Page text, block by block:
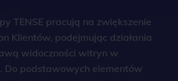
TENSE pracują na zwiększenie
Klientów, podejmując działania
widoczności witryn w
Do podstawowych elementów